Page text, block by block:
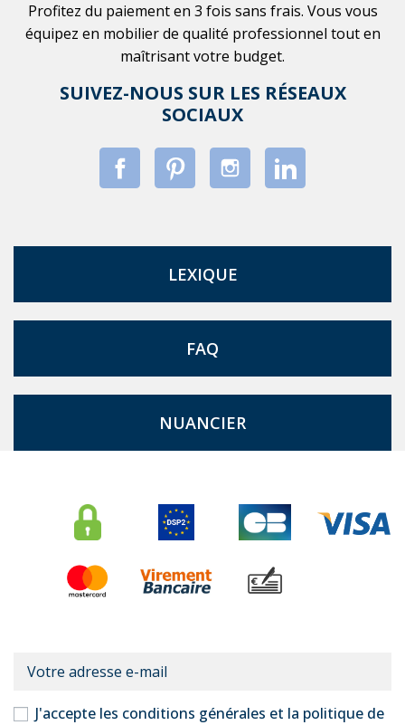
Profitez du paiement en 3 fois sans frais. Vous vous
équipez en mobilier de qualité professionnel tout en
maîtrisant votre budget.
SUIVEZ-NOUS SUR LES RÉSEAUX
SOCIAUX
LEXIQUE
FAQ
NUANCIER
J'accepte les conditions générales et la politique de